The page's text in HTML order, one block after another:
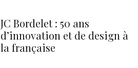
JC Bordelet : 50 ans
d’innovation et de design à
la française